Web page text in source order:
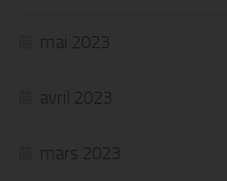
mai 2023
avril 2023
mars 2023